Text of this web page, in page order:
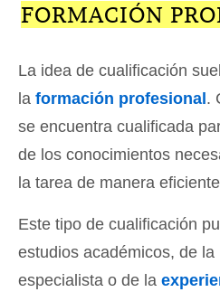
FORMACIÓN
La idea de cualificación
la formación profesional .
se encuentra cualificada
de los conocimientos
la tarea de manera
Este tipo de cualificación
estudios académicos, de la
especialista o de la